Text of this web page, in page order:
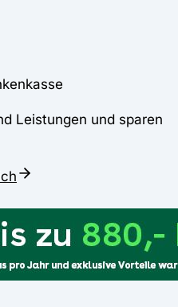
Leistungen und sparen